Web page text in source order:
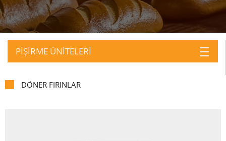
PİŞİRME ÜNİTELERİ ☰
DÖNER FIRINLAR